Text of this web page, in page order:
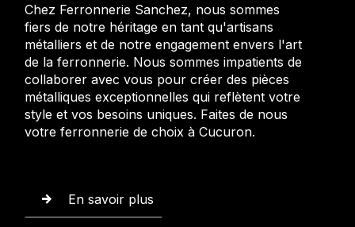
Chez Ferronnerie Sanchez, nous sommes
fiers de notre héritage en tant qu'artisans
métalliers et de notre engagement envers l'art
de la ferronnerie. Nous sommes impatients de
collaborer avec vous pour créer des pièces
métalliques exceptionnelles qui reflètent votre
style et vos besoins uniques. Faites de nous
votre ferronnerie de choix à Cucuron.
En savoir plus